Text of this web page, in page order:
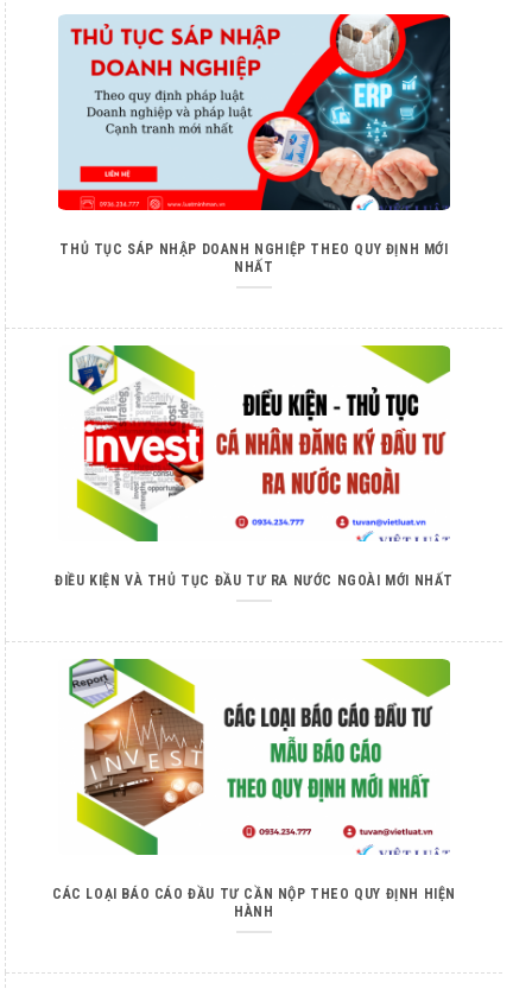
THỦ TỤC SÁP NHẬP DOANH NGHIỆP THEO QUY ĐỊNH MỚI
NHẤT
ĐIỀU KIỆN VÀ THỦ TỤC ĐẦU TƯ RA NƯỚC NGOÀI MỚI NHẤT
CÁC LOẠI BÁO CÁO ĐẦU TƯ CẦN NỘP THEO QUY ĐỊNH HIỆN
HÀNH